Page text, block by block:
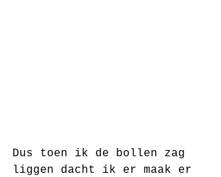
Dus toen ik de bollen zag
liggen dacht ik er maak er